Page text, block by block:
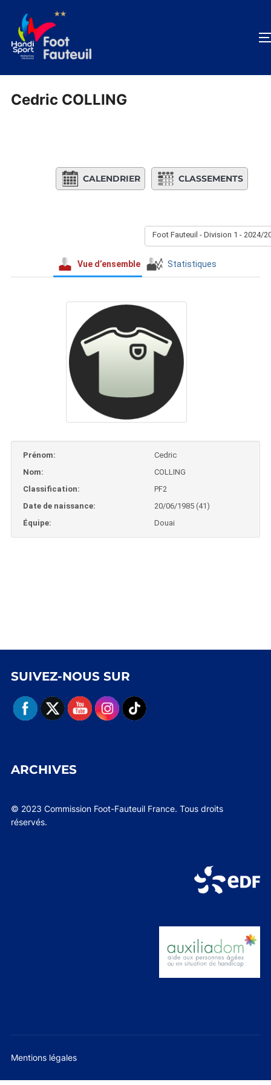
contenu
Cedric COLLING
CALENDRIER CLASSEMENTS
Foot Fauteuil - Division 1 - 2024/
Vue d’ensemble Statistiques
Prénom:
Cedric
Nom:
COLLING
Classification:
PF2
Date de naissance:
20/06/1985 (41)
Équipe:
Douai
SUIVEZ-NOUS SUR
ARCHIVES
© 2023 Commission Foot-Fauteuil France. Tous droits
réservés.
Mentions légales